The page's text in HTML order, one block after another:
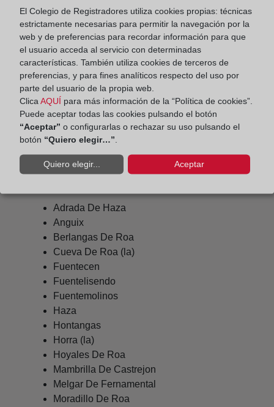
roa@registrodelapropiedad.org
Datos del Registrador:
Andrés Vicente Monera Lucas
Delegado de Protección de Datos:
dpo@corpme.es
Otros municipios incluidos en el
distrito hipotecario
Adrada De Haza
Anguix
Berlangas De Roa
Cueva De Roa (la)
Fuentecen
Fuentelisendo
Fuentemolinos
Haza
Hontangas
Horra (la)
Hoyales De Roa
Mambrilla De Castrejon
Melgar De Fernamental
Moradillo De Roa
El Colegio de Registradores utiliza cookies propias: técnicas
estrictamente necesarias para permitir la navegación por la
web y de preferencias para recordar información para que
el usuario acceda al servicio con determinadas
características. También utiliza cookies de terceros de
preferencias, y para fines analíticos respecto del uso por
parte del usuario de la propia web.
Clica AQUÍ para más información de la “Política de cookies”.
Puede aceptar todas las cookies pulsando el botón
“Aceptar” o configurarlas o rechazar su uso pulsando el
botón “Quiero elegir…”
Quiero elegir... Aceptar